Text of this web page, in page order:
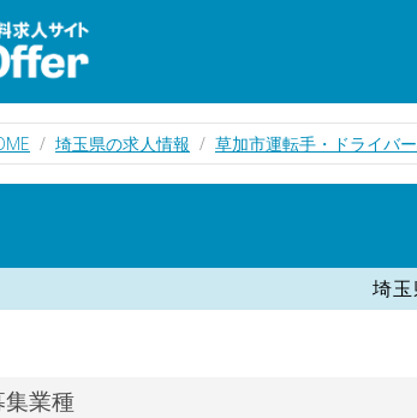
埼玉県の求人情報 草加市運転手・ドライバ
埼
集業種